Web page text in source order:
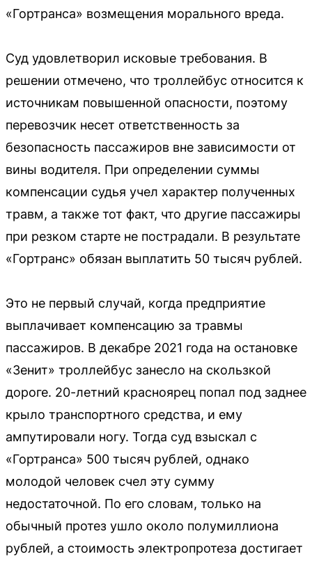
«Гортранса» возмещения морального вреда.
Суд удовлетворил исковые требования. В
решении отмечено, что троллейбус относится к
источникам повышенной опасности, поэтому
перевозчик несет ответственность за
безопасность пассажиров вне зависимости от
вины водителя. При определении суммы
компенсации судья учел характер полученных
травм, а также тот факт, что другие пассажиры
при резком старте не пострадали. В результате
«Гортранс» обязан выплатить 50 тысяч рублей.
Это не первый случай, когда предприятие
выплачивает компенсацию за травмы
пассажиров. В декабре 2021 года на остановке
«Зенит» троллейбус занесло на скользкой
дороге. 20-летний красноярец попал под заднее
крыло транспортного средства, и ему
ампутировали ногу. Тогда суд взыскал с
«Гортранса» 500 тысяч рублей, однако
молодой человек счел эту сумму
недостаточной. По его словам, только на
обычный протез ушло около полумиллиона
рублей, а стоимость электропротеза достигает